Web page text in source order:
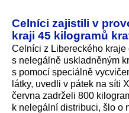
Celníci zajistili v
kraji 45 kilogramů
Celníci z Libereckého
s nelegálně uskladněným
s pomocí speciálně
látky, uvedli v pátek na síti
června zadrželi 800
k nelegální distribuci, šlo o